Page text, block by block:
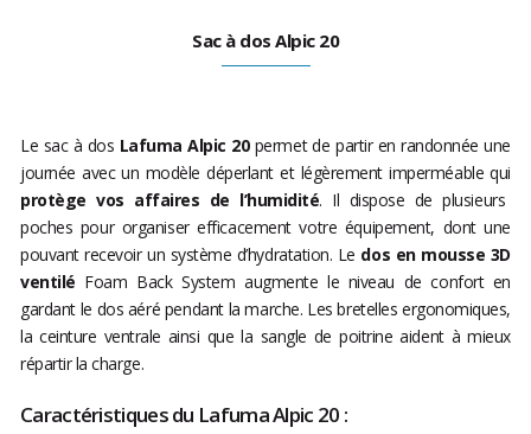
Sac à dos Alpic 20
Le sac à dos Lafuma Alpic 20permet de partir en randonnée une
journée avec un modèle déperlant et légèrement imperméable qui
protège vos affaires de l’humidité. Il dispose de plusieurs
poches pour organiser efficacement votre équipement, dont une
pouvant recevoir un système d’hydratation. Le dos en mousse 3D
ventilé Foam Back System augmente le niveau de confort en
gardant le dos aéré pendant la marche. Les bretelles ergonomiques,
la ceinture ventrale ainsi que la sangle de poitrine aident à mieux
répartir la charge.
Caractéristiques du Lafuma Alpic 20 :